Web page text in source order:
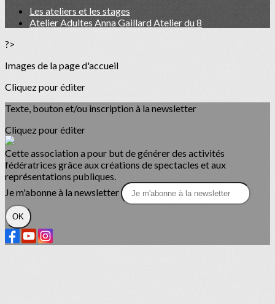
Les ateliers et les stages
Atelier Adultes Anna Gaillard Atelier du 8
?>
Images de la page d'accueil
Cliquez pour éditer
Texte, bouton et/ou inscription à la newsletter
Cliquez pour éditer
Cette association a pour but de générer des activités
fédératrices grâce aux créations de spectacles et aux
représentations publiques.
Je m'abonne à la newsletter
OK